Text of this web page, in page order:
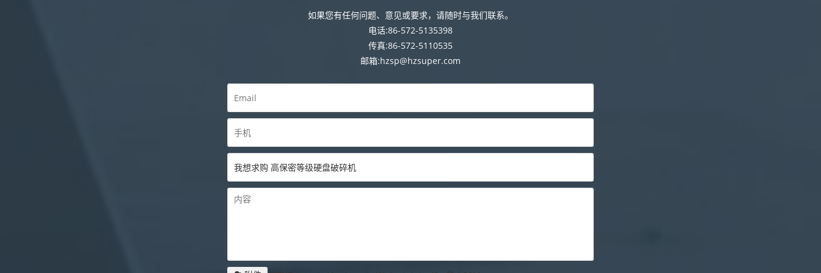
如果您有任何问题、意见或要求，请随时与我们联系。
电话:86-572-5135398
传真:86-572-5110535
邮箱:hzsp@hzsuper.com